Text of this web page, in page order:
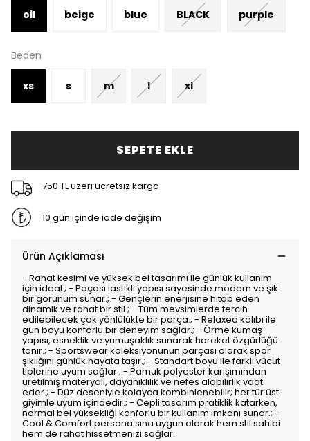
oil beige blue BLACK purple
Beden
xs s m l xl
SEPETE EKLE
750 TL üzeri ücretsiz kargo
10 gün içinde iade değişim
Ürün Açıklaması
- Rahat kesimi ve yüksek bel tasarımı ile günlük kullanım
için ideal.; - Paçası lastikli yapısı sayesinde modern ve şık
bir görünüm sunar.; - Gençlerin enerjisine hitap eden
dinamik ve rahat bir stil.; - Tüm mevsimlerde tercih
edilebilecek çok yönlülükte bir parça.; - Relaxed kalıbı ile
gün boyu konforlu bir deneyim sağlar.; - Örme kumaş
yapısı, esneklik ve yumuşaklık sunarak hareket özgürlüğü
tanır.; - Sportswear koleksiyonunun parçası olarak spor
şıklığını günlük hayata taşır.; - Standart boyu ile farklı vücut
tiplerine uyum sağlar.; - Pamuk polyester karışımından
üretilmiş materyali, dayanıklılık ve nefes alabilirlik vaat
eder.; - Düz deseniyle kolayca kombinlenebilir; her tür üst
giyimle uyum içindedir.; - Cepli tasarım pratiklik katarken,
normal bel yüksekliği konforlu bir kullanım imkanı sunar.; -
Cool & Comfort persona'sına uygun olarak hem stil sahibi
hem de rahat hissetmenizi sağlar.